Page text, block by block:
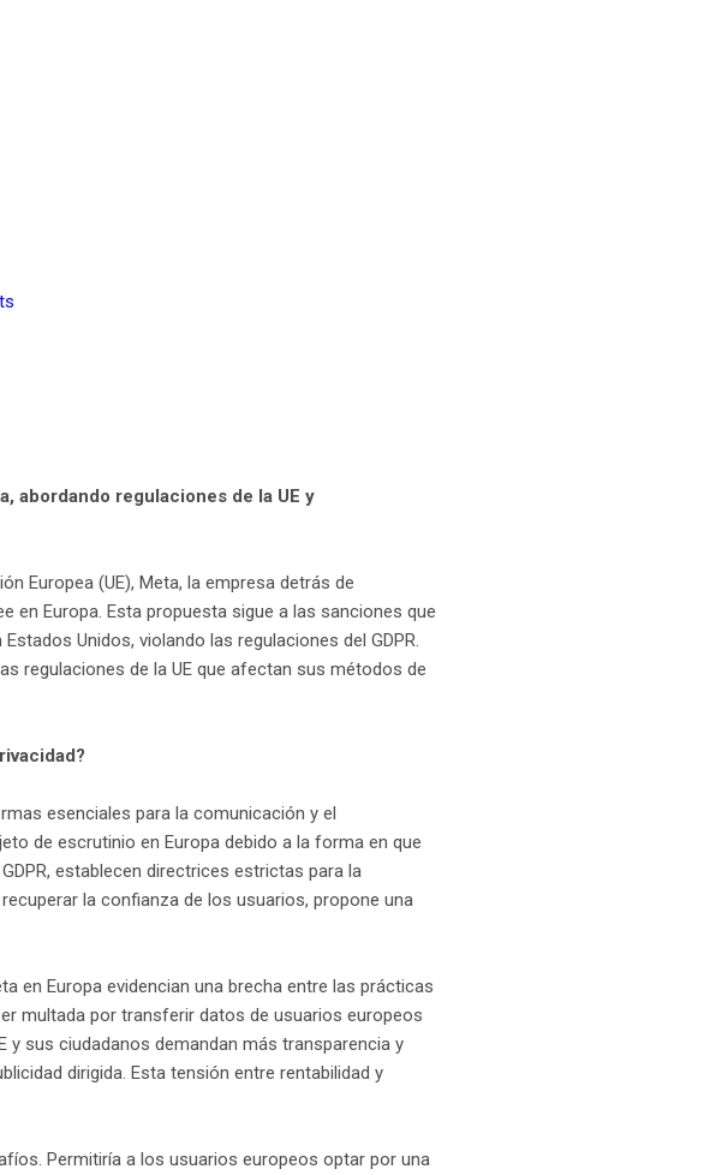
abordando regulaciones de la UE y
Europea (UE), Meta, la empresa detrás de
Europa. Esta propuesta sigue a las sanciones que
Unidos, violando las regulaciones del GDPR.
regulaciones de la UE que afectan sus métodos de
esenciales para la comunicación y el
de escrutinio en Europa debido a la forma en que
establecen directrices estrictas para la
la confianza de los usuarios, propone una
en Europa evidencian una brecha entre las prácticas
multada por transferir datos de usuarios europeos
y sus ciudadanos demandan más transparencia y
dirigida. Esta tensión entre rentabilidad y
Permitiría a los usuarios europeos optar por una